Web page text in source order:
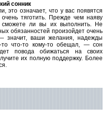
сонник
это означает, что у вас появятся
тяготить. Прежде чем наяву
сможете ли вы их выполнить. Не
обязанностей произойдет очень
значит, ваши желания, надежды
то что-то кому-то обещал, — сон
повода обижаться на своих
их полную поддержку. Более